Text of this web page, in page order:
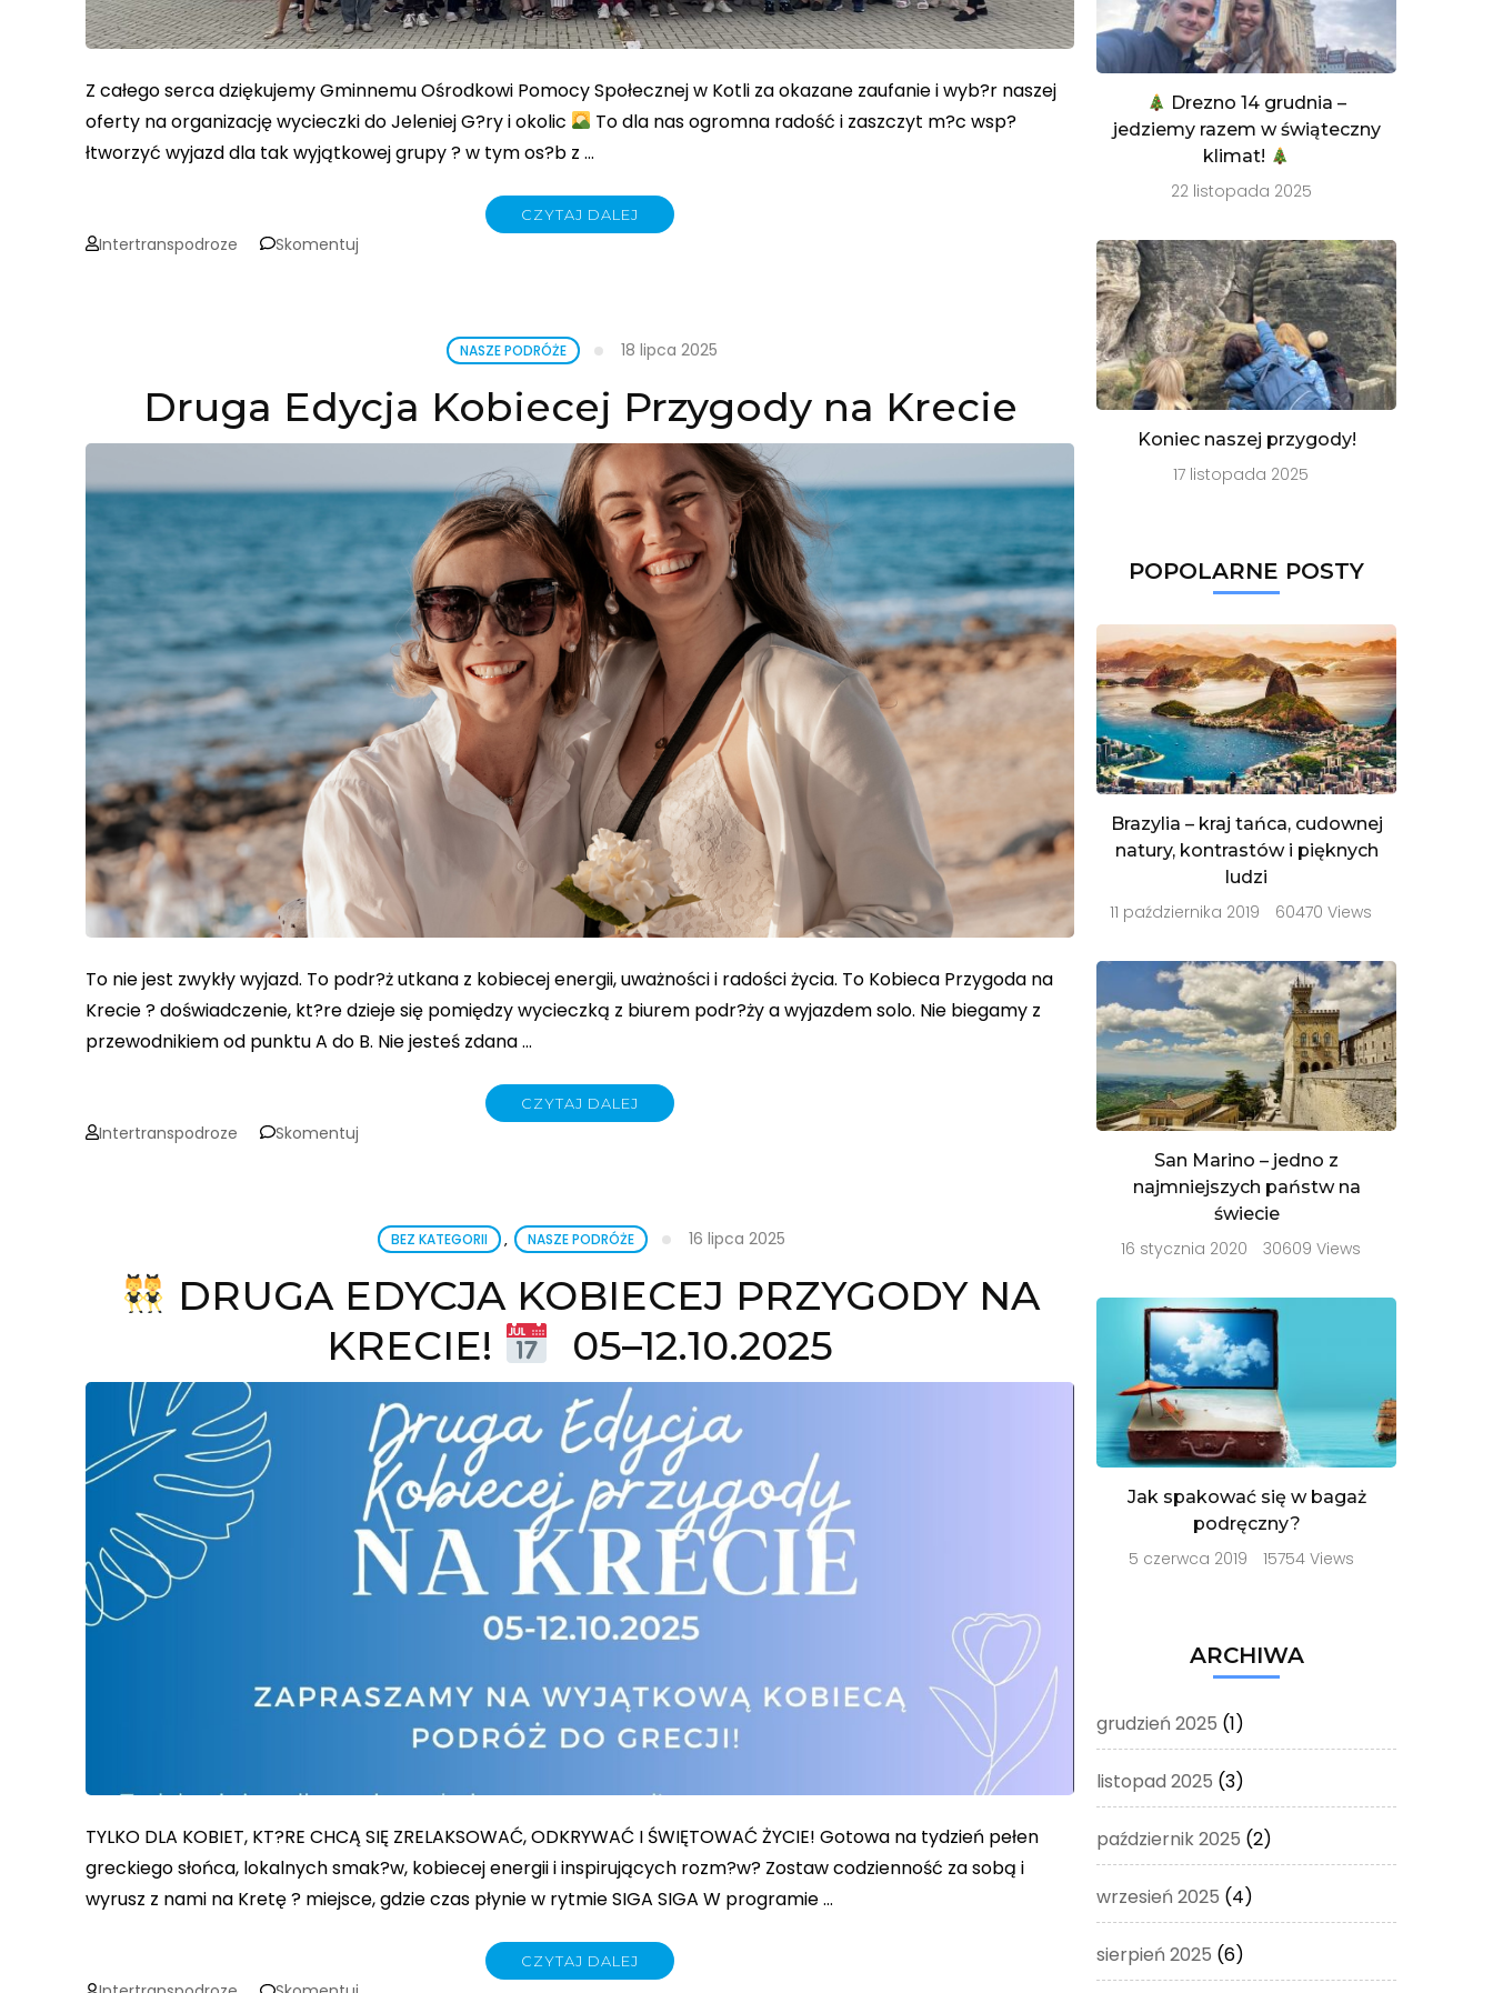
Z całego serca dziękujemy Gminnemu Ośrodkowi Pomocy Społecznej w Kotli za okazane zaufanie i wyb?r naszej
oferty na organizację wycieczki do Jeleniej G?ry i okolic
To dla nas ogromna radość i zaszczyt m?c wsp?
łtworzyć wyjazd dla tak wyjątkowej grupy ? w tym os?b z …
CZYTAJ DALEJ
Intertranspodroze Skomentuj
NASZE PODRÓŻE 18 lipca 2025
Druga Edycja Kobiecej Przygody na Krecie
To nie jest zwykły wyjazd. To podr?ż utkana z kobiecej energii, uważności i radości życia. To Kobieca Przygoda na
Krecie ? doświadczenie, kt?re dzieje się pomiędzy wycieczką z biurem podr?ży a wyjazdem solo. Nie biegamy z
przewodnikiem od punktu A do B. Nie jesteś zdana …
CZYTAJ DALEJ
Intertranspodroze Skomentuj
Przygody
na
BEZ KATEGORII , NASZE PODRÓŻE 16 lipca 2025
DRUGA EDYCJA KOBIECEJ PRZYGODY NA
KRECIE!
05–12.10.2025
TYLKO DLA KOBIET, KT?RE CHCĄ SIĘ ZRELAKSOWAĆ, ODKRYWAĆ I ŚWIĘTOWAĆ ŻYCIE! Gotowa na tydzień pełen
greckiego słońca, lokalnych smak?w, kobiecej energii i inspirujących rozm?w? Zostaw codzienność za sobą i
wyrusz z nami na Kretę ? miejsce, gdzie czas płynie w rytmie SIGA SIGA W programie …
CZYTAJ DALEJ
Drezno 14 grudnia –
jedziemy razem w świąteczny
klimat!
22 listopada 2025
Koniec naszej przygody!
17 listopada 2025
POPOLARNE POSTY
Brazylia – kraj tańca, cudownej
natury, kontrastów i pięknych
ludzi
11 października 2019 60470 Views
San Marino – jedno z
najmniejszych państw na
świecie
16 stycznia 2020 30609 Views
Jak spakować się w bagaż
podręczny?
5 czerwca 2019 15754 Views
ARCHIWA
grudzień 2025 (1)
listopad 2025 (3)
październik 2025 (2)
wrzesień 2025 (4)
sierpień 2025 (6)